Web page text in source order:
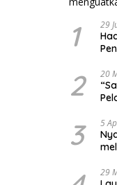
1 29
2 20
3 5
29